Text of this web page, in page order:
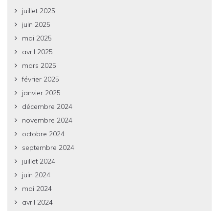
juillet 2025
juin 2025
mai 2025
avril 2025
mars 2025
février 2025
janvier 2025
décembre 2024
novembre 2024
octobre 2024
septembre 2024
juillet 2024
juin 2024
mai 2024
avril 2024